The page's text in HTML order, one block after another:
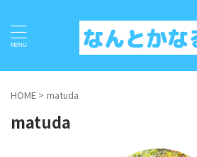
HOME > matuda
matuda